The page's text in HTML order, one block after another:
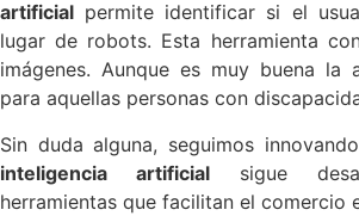
artificial permite identificar si el
lugar de robots. Esta herramienta
imágenes. Aunque es muy buena la
para aquellas personas con
Sin duda alguna, seguimos
inteligencia artificial sigue
herramientas que facilitan el comercio